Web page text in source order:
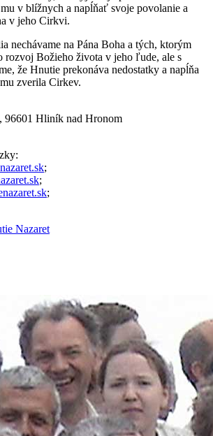
v blížnych a napĺňať svoje povolanie a
v jeho Cirkvi.
nechávame na Pána Boha a tých, ktorým
rozvoj Božieho života v jeho ľude, ale s
že Hnutie prekonáva nedostatky a napĺňa
zverila Cirkev.
96601 Hliník nad Hronom
;
;
;
Nazaret